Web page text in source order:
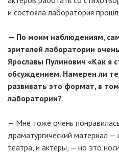
и состояла лаборатория
— По моим наблюдениям,
зрителей лаборатории
Ярославы Пулинович «Как я
обсуждением. Намерен ли
развивать это формат, в
лаборатории?
— Мне тоже очень
драматургический материал —
театра, и актеры, — но это